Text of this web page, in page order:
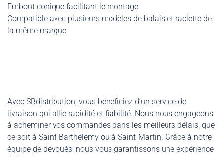
Embout conique facilitant le montage
Compatible avec plusieurs modèles de balais et raclette de
la même marque
Avec SBdistribution, vous bénéficiez d’un service de
livraison qui allie rapidité et fiabilité. Nous nous engageons
à acheminer vos commandes dans les meilleurs délais, que
ce soit à Saint-Barthélemy ou à Saint-Martin. Grâce à notre
équipe de dévoués, nous vous garantissons une expérience